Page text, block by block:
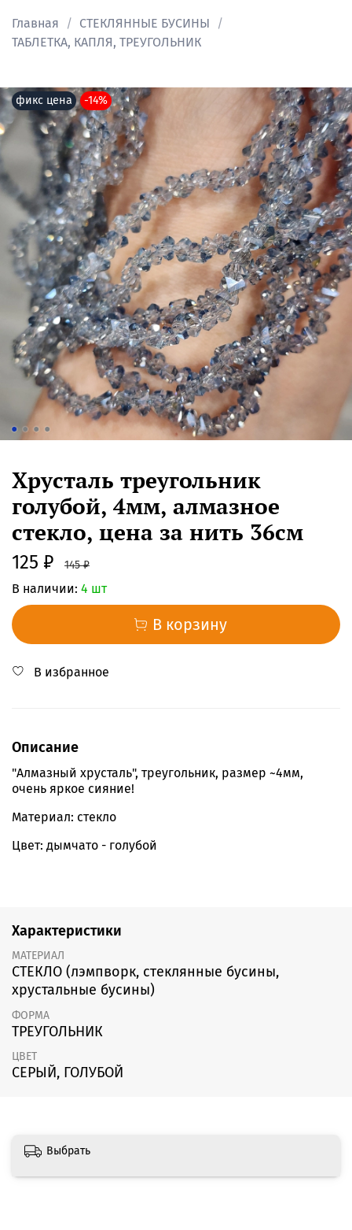
Главная
СТЕКЛЯННЫЕ БУСИНЫ
ТАБЛЕТКА, КАПЛЯ, ТРЕУГОЛЬНИК
фикс цена -14%
Хрусталь треугольник
голубой, 4мм, алмазное
стекло, цена за нить 36см
125 ₽ 145 ₽
В наличии: 4 шт
В корзину
В избранное
Описание
"Алмазный хрусталь", треугольник, размер ~4мм,
очень яркое сияние!
Материал: стекло
Цвет: дымчато - голубой
Характеристики
МАТЕРИАЛ
СТЕКЛО (лэмпворк, стеклянные бусины,
хрустальные бусины)
ФОРМА
ТРЕУГОЛЬНИК
ЦВЕТ
СЕРЫЙ, ГОЛУБОЙ
Выбрать